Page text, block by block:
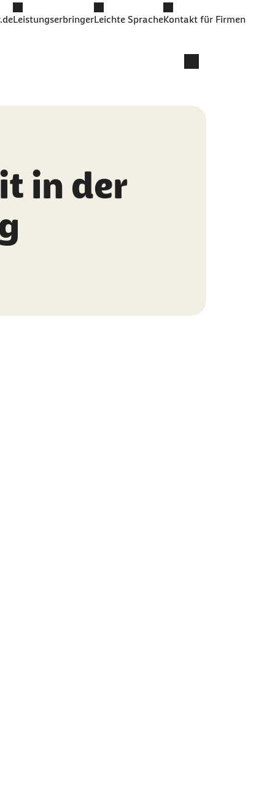
LeistungserbringerLeichte SpracheKontakt für Firmen
in der